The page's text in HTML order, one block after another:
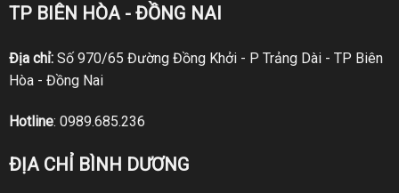
TP BIÊN HÒA - ĐỒNG NAI
Địa chỉ:Số 970/65 Đường Đồng Khởi - P Trảng Dài - TP Biên
Hòa - Đồng Nai
Hotline: 0989.685.236
ĐỊA CHỈ BÌNH DƯƠNG